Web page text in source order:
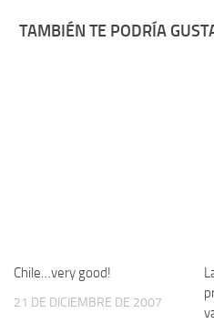
TAMBIÉN TE PODRÍA
Chile…very good!
21 DE DICIEMBRE DE 2007